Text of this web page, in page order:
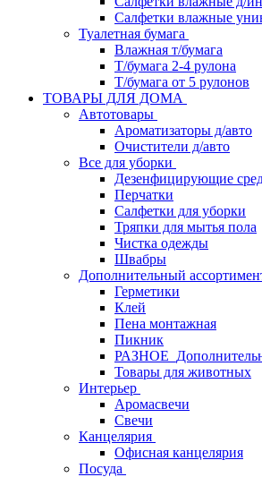
Салфетки влажные
Туалетная бумага
Влажная т/бумага
Т/бумага 2-4 рулона
Т/бумага от 5 рулонов
ТОВАРЫ ДЛЯ ДОМА
Автотовары
Ароматизаторы д/авто
Очистители д/авто
Все для уборки
Дезенфицирующие
Перчатки
Салфетки для уборки
Тряпки для мытья пола
Чистка одежды
Швабры
Дополнительный
Герметики
Клей
Пена монтажная
Пикник
Товары для животных
Интерьер
Аромасвечи
Свечи
Канцелярия
Офисная канцелярия
Посуда